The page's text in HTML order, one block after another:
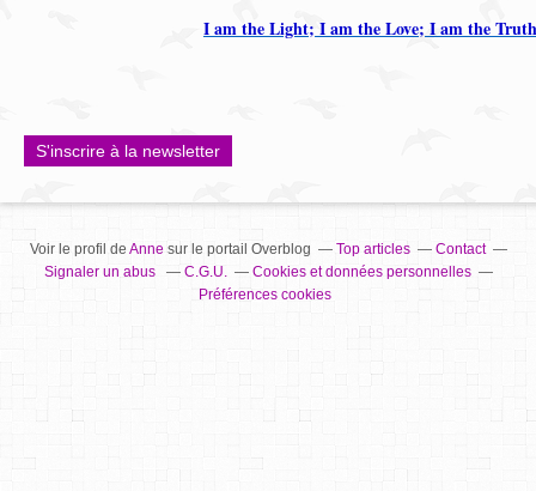
I am the Light; I am the Love; I am the
S'inscrire à la newsletter
Voir le profil de Annesur le portail Overblog Top articles
Contact
Signaler un abus
C.G.U.
Cookies et données personnelles
Préférences cookies